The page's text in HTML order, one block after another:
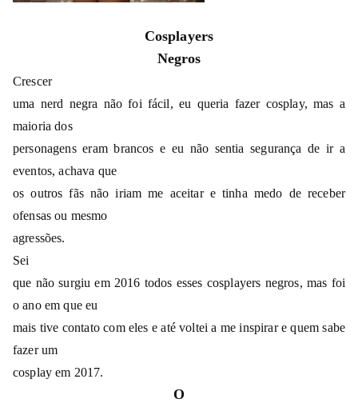
Cosplayers
Negros
Crescer
uma nerd negra não foi fácil, eu queria fazer cosplay, mas a
maioria dos
personagens eram brancos e eu não sentia segurança de ir a
eventos, achava que
os outros fãs não iriam me aceitar e tinha medo de receber
ofensas ou mesmo
agressões.
Sei
que não surgiu em 2016 todos esses cosplayers negros, mas foi
o ano em que eu
mais tive contato com eles e até voltei a me inspirar e quem sabe
fazer um
cosplay em 2017.
O